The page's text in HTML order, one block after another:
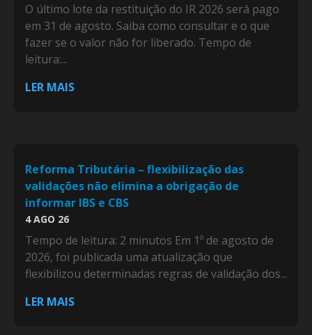
O último lote da restituição do IR 2026 será pago
em 31 de agosto. Saiba como consultar e o que
fazer se o valor não for liberado. Tempo de
leitura:...
LER MAIS
Reforma Tributária – flexibilização das
validações não elimina a obrigação de
informar IBS e CBS
4 AGO 26
Tempo de leitura: 2 minutos Em 1º de agosto de
2026, foi publicada uma atualização que
flexibilizou determinadas regras de validação dos...
LER MAIS